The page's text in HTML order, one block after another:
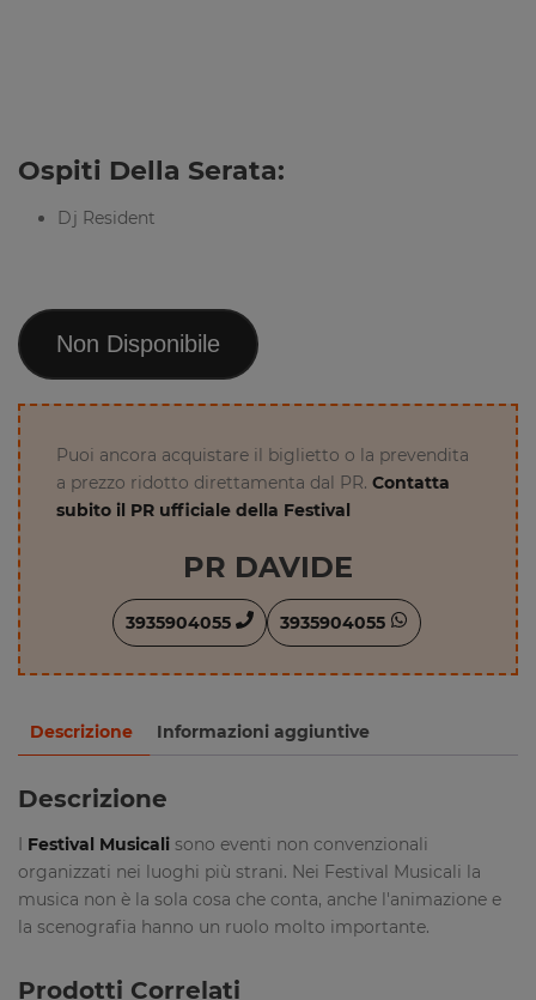
Ospiti Della Serata:
Dj Resident
Non Disponibile
Puoi ancora acquistare il biglietto o la prevendita
a prezzo ridotto direttamenta dal PR. Contatta
subito il PR ufficiale della Festival
PR DAVIDE
3935904055 3935904055
Descrizione Informazioni aggiuntive
Descrizione
I Festival Musicali sono eventi non convenzionali
organizzati nei luoghi più strani. Nei Festival Musicali la
musica non è la sola cosa che conta, anche l'animazione e
la scenografia hanno un ruolo molto importante.
Prodotti Correlati